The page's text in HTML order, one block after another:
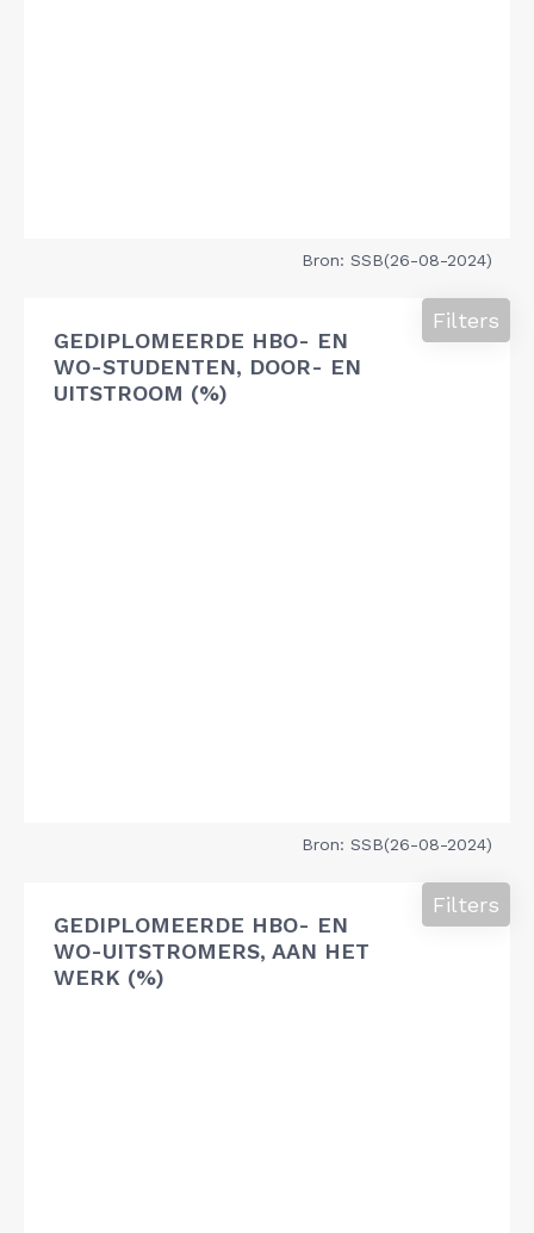
Bron: SSB(26-08-2024)
GEDIPLOMEERDE HBO- EN
WO-STUDENTEN, DOOR- EN
UITSTROOM (%)
Filters
Bron: SSB(26-08-2024)
GEDIPLOMEERDE HBO- EN
WO-UITSTROMERS, AAN HET
WERK (%)
Filters